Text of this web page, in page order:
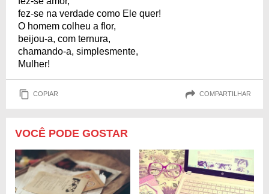
fez-se na verdade como Ele quer!
O homem colheu a flor,
beijou-a, com ternura,
chamando-a, simplesmente,
Mulher!
COPIAR COMPARTILHAR
VOCÊ PODE GOSTAR